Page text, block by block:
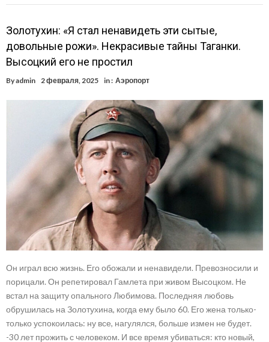
Золотухин: «Я стал ненавидеть эти сытые,
довольные рожи». Некрасивые тайны Таганки.
Высоцкий его не простил
Byadmin 2 февраля, 2025 in : Аэропорт
Он играл всю жизнь. Его обожали и ненавидели. Превозносили и
порицали. Он репетировал Гамлета при живом Высоцком. Не
встал на защиту опального Любимова. Последняя любовь
обрушилась на Золотухина, когда ему было 60. Его жена только-
только успокоилась: ну все, нагулялся, больше измен не будет.
-30 лет прожить с человеком. И все время убиваться: кто новый,